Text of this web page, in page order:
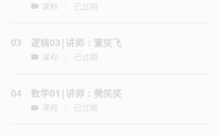
课程 已过期
03 逻辑03|讲师：董笑飞
课程 已过期
04 数学01|讲师：樊笑笑
课程 已过期